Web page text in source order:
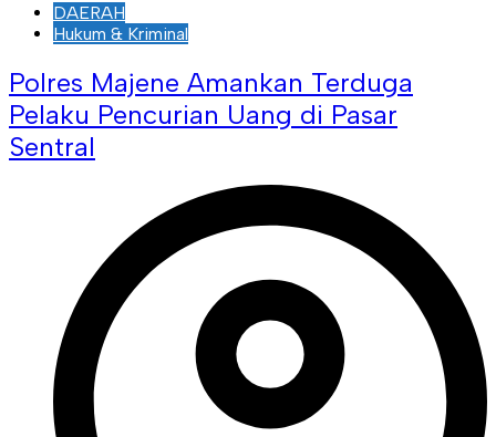
DAERAH
Hukum & Kriminal
Polres Majene Amankan Terduga
Pelaku Pencurian Uang di Pasar
Sentral